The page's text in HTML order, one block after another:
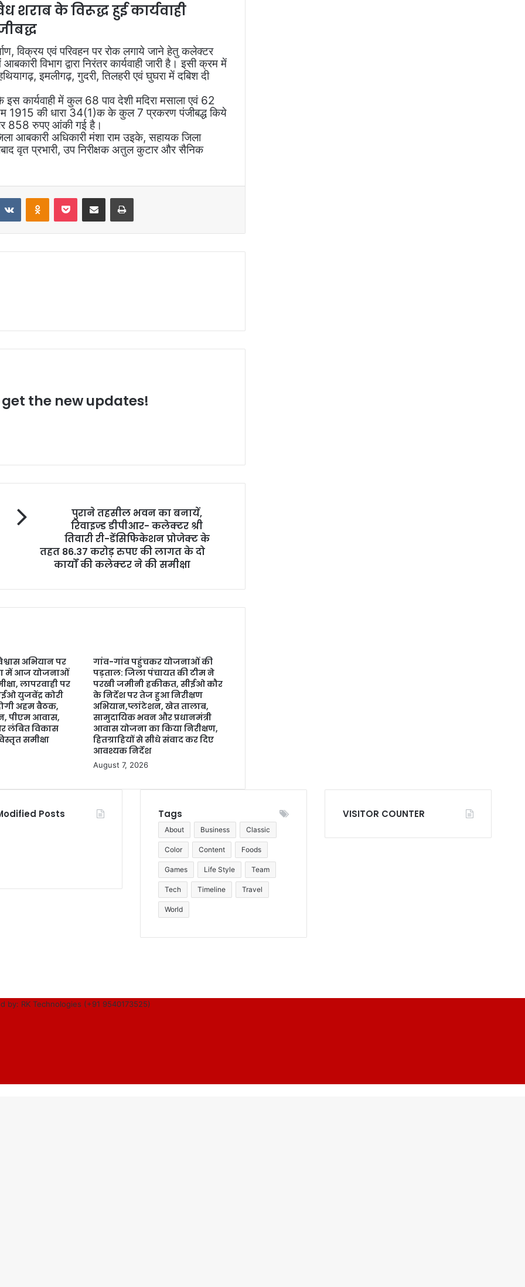
शराब के विरूद्ध हुई कार्यवाही
विक्रय एवं परिवहन पर रोक लगाये जाने हेतु कलेक्टर
विभाग द्वारा निरंतर कार्यवाही जारी है। इसी क्रम में
इमलीगढ़, गुदरी, तिलहरी एवं घुघरा में दबिश दी
इस कार्यवाही में कुल 68 पाव देशी मदिरा मसाला एवं 62
1915 की धारा 34(1)क के कुल 7 प्रकरण पंजीबद्ध किये
858 रुपए आंकी गई है।
आबकारी अधिकारी मंशा राम उइके, सहायक जिला
वृत प्रभारी, उप निरीक्षक अतुल कुटार और सैनिक
the new updates!
पुराने तहसील भवन का बनायें,
रिवाइज्ड डीपीआर- कलेक्टर श्री
तिवारी री-डेंसिफिकेशन प्रोजेक्ट के
तहत 86.37 करोड़ रुपए की लागत के दो
कार्यों की कलेक्टर ने की समीक्षा
अभियान पर
में आज योजनाओं
लापरवाही पर
युजवेंद्र कोरी
अहम बैठक,
पीएम आवास,
लंबित विकास
समीक्षा
गांव-गांव पहुंचकर योजनाओं की
पड़ताल: जिला पंचायत की टीम ने
परखी जमीनी हकीकत, सीईओ कौर
के निर्देश पर तेज हुआ निरीक्षण
अभियान,प्लांटेशन, खेत तालाब,
सामुदायिक भवन और प्रधानमंत्री
आवास योजना का किया निरीक्षण,
हितग्राहियों से सीधे संवाद कर दिए
आवश्यक निर्देश
August 7, 2026
Posts Tags
About Business Classic
Color Content Foods
Games Life Style Team
Tech Timeline Travel
World
VISITOR COUNTER
by: RK Technologies (+91 9540173525)